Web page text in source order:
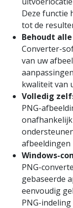
Deze functie
tot de
Behoudt
Converter-
van uw
kwaliteit van
Volledig
PNG-
afbeeldingen
Windows-
PNG-
gebaseerde
eenvoudig
PNG-